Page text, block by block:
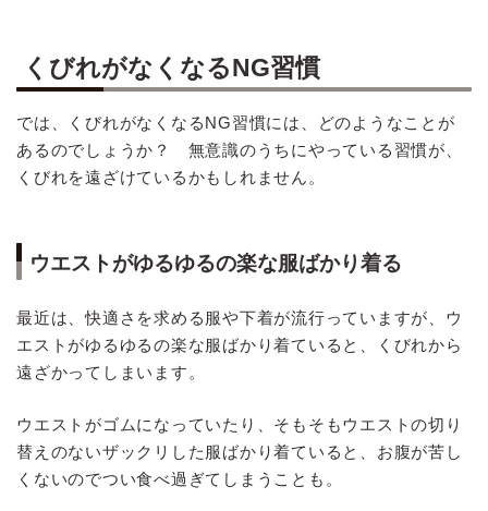
くびれがなくなるNG習慣
では、くびれがなくなるNG習慣には、どのようなことが
あるのでしょうか？ 無意識のうちにやっている習慣が、
くびれを遠ざけているかもしれません。
ウエストがゆるゆるの楽な服ばかり着る
最近は、快適さを求める服や下着が流行っていますが、ウ
エストがゆるゆるの楽な服ばかり着ていると、くびれから
遠ざかってしまいます。
ウエストがゴムになっていたり、そもそもウエストの切り
替えのないザックリした服ばかり着ていると、お腹が苦し
くないのでつい食べ過ぎてしまうことも。